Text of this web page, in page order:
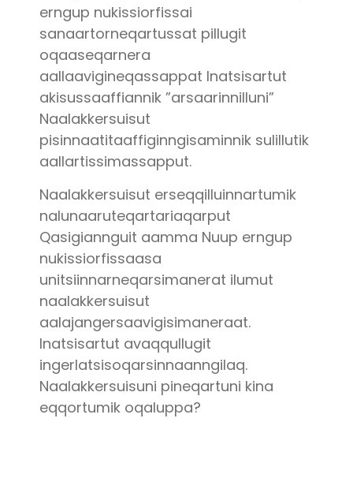
erngup nukissiorfissai
sanaartorneqartussat pillugit
oqaaseqarnera
aallaavigineqassappat Inatsisartut
akisussaaffiannik ”arsaarinnilluni”
Naalakkersuisut
pisinnaatitaaffiginngisaminnik sulillutik
aallartissimassapput.
Naalakkersuisut erseqqilluinnartumik
nalunaaruteqartariaqarput
Qasigiannguit aamma Nuup erngup
nukissiorfissaasa
unitsiinnarneqarsimanerat ilumut
naalakkersuisut
aalajangersaavigisimaneraat.
Inatsisartut avaqqullugit
ingerlatsisoqarsinnaanngilaq.
Naalakkersuisuni pineqartuni kina
eqqortumik oqaluppa?